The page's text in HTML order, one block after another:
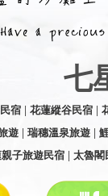
七
宿 花蓮縱谷民宿
遊| 瑞穗溫泉旅遊|
子旅遊民宿 太魯閣